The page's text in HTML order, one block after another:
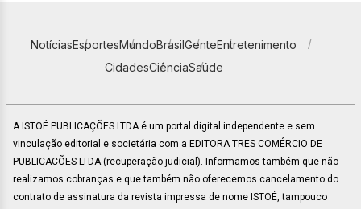
NotíciasEsportesMundoBrasilGenteEntretenimento
CidadesCiênciaSaúde
A ISTOÉ PUBLICAÇÕES LTDA é um portal digital independente e sem
vinculação editorial e societária com a EDITORA TRES COMÉRCIO DE
PUBLICACÕES LTDA (recuperação judicial). Informamos também que não
realizamos cobranças e que também não oferecemos cancelamento do
contrato de assinatura da revista impressa de nome ISTOÉ, tampouco